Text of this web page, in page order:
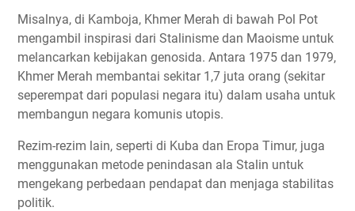
Misalnya, di Kamboja, Khmer Merah di bawah Pol Pot
mengambil inspirasi dari Stalinisme dan Maoisme untuk
melancarkan kebijakan genosida. Antara 1975 dan 1979,
Khmer Merah membantai sekitar 1,7 juta orang (sekitar
seperempat dari populasi negara itu) dalam usaha untuk
membangun negara komunis utopis.
Rezim-rezim lain, seperti di Kuba dan Eropa Timur, juga
menggunakan metode penindasan ala Stalin untuk
mengekang perbedaan pendapat dan menjaga stabilitas
politik.